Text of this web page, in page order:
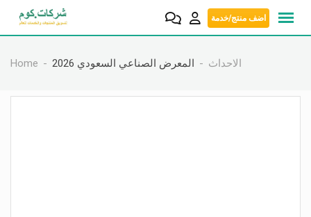
اضف منتج/خدمة
Home الاحداث المعرض الصناعي السعودي 2026